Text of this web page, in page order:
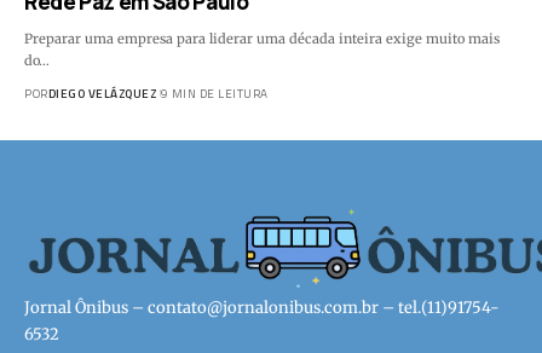
Preparar uma empresa para liderar uma década inteira exige muito mais
do…
PORDIEGO VELÁZQUEZ 9 MIN DE LEITURA
Jornal Ônibus – contato@jornalonibus.com.br – tel.(11)91754-
6532